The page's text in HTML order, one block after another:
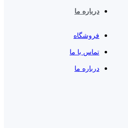
درباره ما
فروشگاه
تماس با ما
درباره ما